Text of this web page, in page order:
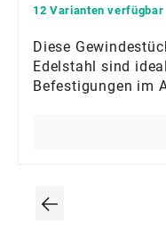
12 Varianten verfügbar
Diese
Edelstahl sind
Befestigungen im
sich flexibel auf